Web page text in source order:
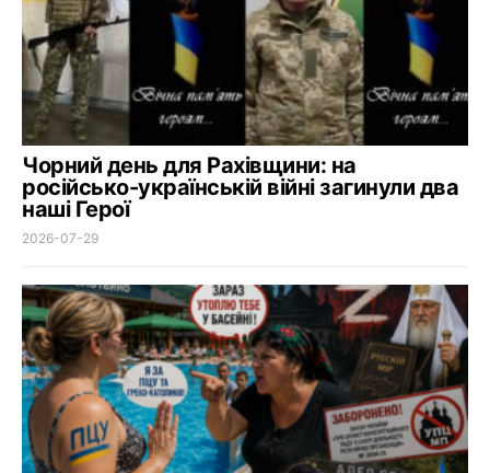
Чорний день для Рахівщини: на
російсько-українській війні загинули два
наші Герої
2026-07-29